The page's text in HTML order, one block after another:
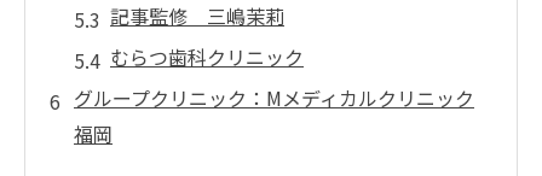
記事監修 三嶋茉莉
むらつ歯科クリニック
グループクリニック：Mメディカルクリニック
福岡